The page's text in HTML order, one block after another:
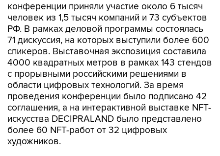
конференции приняли участие около 6 тысяч
человек из 1,5 тысяч компаний и 73 субъектов
РФ. В рамках деловой программы состоялась
71 дискуссия, на которых выступили более 600
спикеров. Выставочная экспозиция составила
4000 квадратных метров в рамках 143 стендов
с прорывными российскими решениями в
области цифровых технологий. За время
проведения конференции было подписано 42
соглашения, а на интерактивной выставке NFT-
искусства DECIPRALAND было представлено
более 60 NFT-работ от 32 цифровых
художников.